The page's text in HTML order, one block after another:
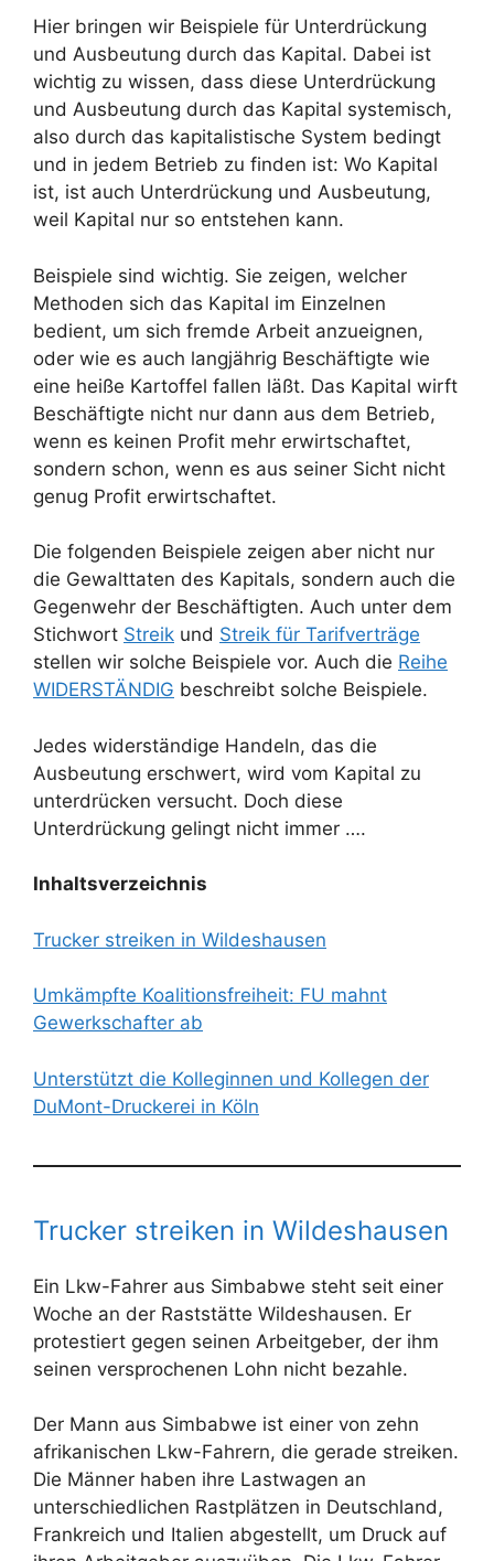
Hier bringen wir Beispiele für Unterdrückung
und Ausbeutung durch das Kapital. Dabei ist
wichtig zu wissen, dass diese Unterdrückung
und Ausbeutung durch das Kapital systemisch,
also durch das kapitalistische System bedingt
und in jedem Betrieb zu finden ist: Wo Kapital
ist, ist auch Unterdrückung und Ausbeutung,
weil Kapital nur so entstehen kann.
Beispiele sind wichtig. Sie zeigen, welcher
Methoden sich das Kapital im Einzelnen
bedient, um sich fremde Arbeit anzueignen,
oder wie es auch langjährig Beschäftigte wie
eine heiße Kartoffel fallen läßt. Das Kapital wirft
Beschäftigte nicht nur dann aus dem Betrieb,
wenn es keinen Profit mehr erwirtschaftet,
sondern schon, wenn es aus seiner Sicht nicht
genug Profit erwirtschaftet.
Die folgenden Beispiele zeigen aber nicht nur
die Gewalttaten des Kapitals, sondern auch die
Gegenwehr der Beschäftigten. Auch unter dem
Stichwort Streik und Streik für Tarifverträge
stellen wir solche Beispiele vor. Auch die Reihe
WIDERSTÄNDIG beschreibt solche Beispiele.
Jedes widerständige Handeln, das die
Ausbeutung erschwert, wird vom Kapital zu
unterdrücken versucht. Doch diese
Unterdrückung gelingt nicht immer ….
Inhaltsverzeichnis
Trucker streiken in Wildeshausen
Umkämpfte Koalitionsfreiheit: FU mahnt
Gewerkschafter ab
Unterstützt die Kolleginnen und Kollegen der
DuMont-Druckerei in Köln
Trucker streiken in Wildeshausen
Ein Lkw-Fahrer aus Simbabwe steht seit einer
Woche an der Raststätte Wildeshausen. Er
protestiert gegen seinen Arbeitgeber, der ihm
seinen versprochenen Lohn nicht bezahle.
Der Mann aus Simbabwe ist einer von zehn
afrikanischen Lkw-Fahrern, die gerade streiken.
Die Männer haben ihre Lastwagen an
unterschiedlichen Rastplätzen in Deutschland,
Frankreich und Italien abgestellt, um Druck auf